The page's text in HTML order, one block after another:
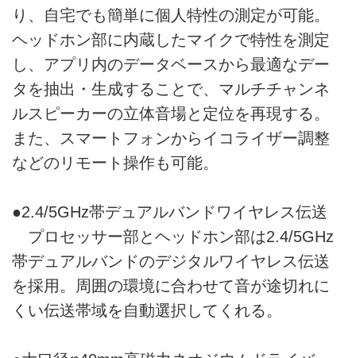
り、自宅でも簡単に個人特性の測定が可能。
ヘッドホン部に内蔵したマイクで特性を測定
し、アプリ内のデータベースから最適なデー
タを抽出・生成することで、マルチチャンネ
ルスピーカーの立体音場と定位を再現する。
また、スマートフォンからイコライザー調整
などのリモート操作も可能。
●2.4/5GHz帯デュアルバンドワイヤレス伝送
プロセッサー部とヘッドホン部は2.4/5GHz
帯デュアルバンドのデジタルワイヤレス伝送
を採用。周囲の環境に合わせて音が途切れに
くい伝送帯域を自動選択してくれる。